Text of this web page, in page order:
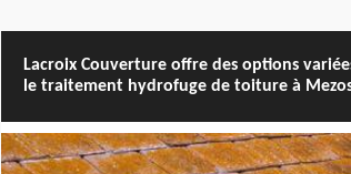
Lacroix Couverture offre des options
le traitement hydrofuge de toiture à